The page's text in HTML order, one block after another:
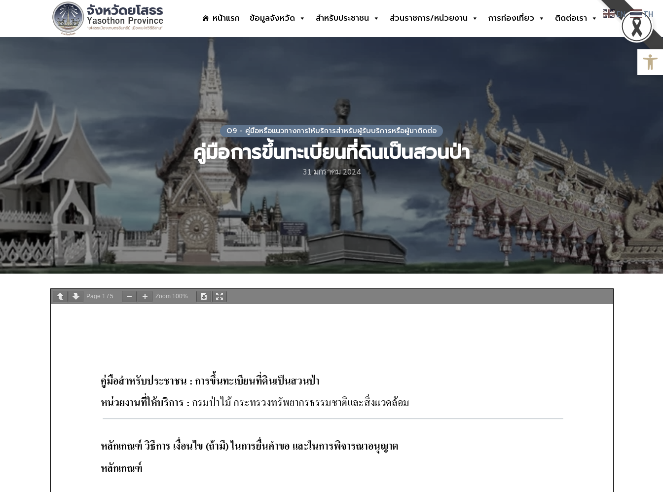
หน้าแรก ข้อมูลจังหวัด สำหรับประชาชน ส่วนราชการ/หน่วยงาน การท่องเที่ยว
ติดต่อเรา
Search
for:
O9 - คู่มือหรือแนวทางการให้บริการสำหรับผู้รับบริการหรือผู้มาติดต่อ
คู่มือการขึ้นทะเบียนที่ดินเป็นสวนป่า
31 มกราคม 2024
Page 1 / 5 Zoom 100%
EN TH